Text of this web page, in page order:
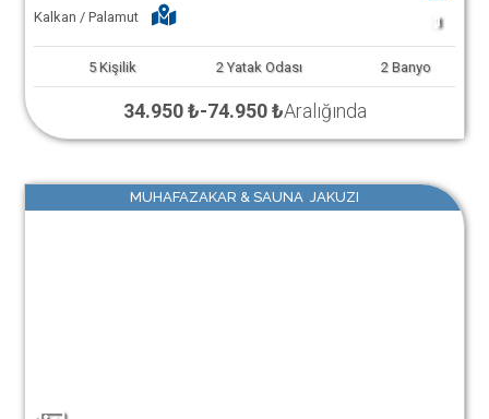
Kalkan / Palamut 1
5 Kişilik 2 Yatak Odası 2 Banyo
34.950 ₺-74.950 ₺Aralığında
MUHAFAZAKAR & SAUNA JAKUZI